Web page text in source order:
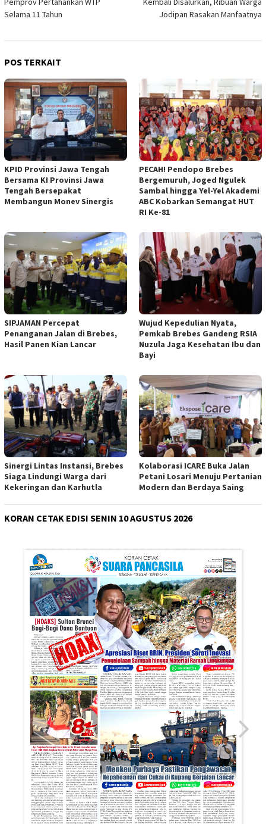
Selama 11 Tahun
Jodipan Rasakan Manfaatnya
POS TERKAIT
KPID Provinsi Jawa Tengah
Bersama KI Provinsi Jawa
Tengah Bersepakat
Membangun Monev Sinergis
PECAH! Pendopo Brebes
Bergemuruh, Joged Ngulek
Sambal hingga Yel-Yel Akademi
ABC Kobarkan Semangat HUT
RI Ke-81
SIPJAMAN Percepat
Penanganan Jalan di Brebes,
Hasil Panen Kian Lancar
Wujud Kepedulian Nyata,
Pemkab Brebes Gandeng RSIA
Nuzula Jaga Kesehatan Ibu dan
Bayi
Sinergi Lintas Instansi, Brebes
Siaga Lindungi Warga dari
Kekeringan dan Karhutla
Kolaborasi ICARE Buka Jalan
Petani Losari Menuju Pertanian
Modern dan Berdaya Saing
KORAN CETAK EDISI SENIN 10 AGUSTUS 2026